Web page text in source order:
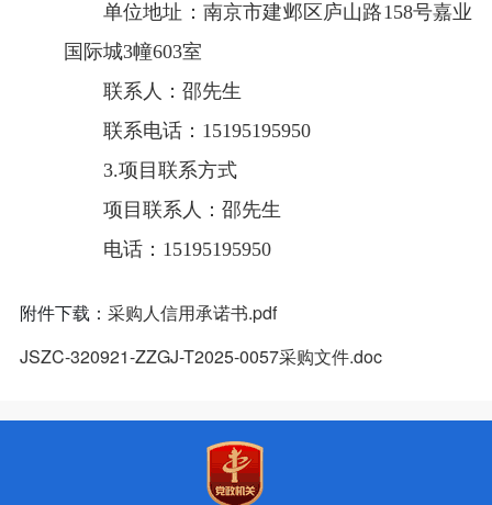
单位地址：南京市建邺区庐山路158号嘉业
国际城3幢603室
联系人：邵先生
联系电话：15195195950
3.项目联系方式
项目联系人：邵先生
电话：15195195950
附件下载： 采购人信用承诺书.pdf
JSZC-320921-ZZGJ-T2025-0057采购文件.doc